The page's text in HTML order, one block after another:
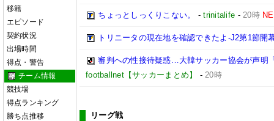
移籍
エピソード
契約状況
出場時間
得点・警告
チーム情報
競技場
得点ランキング
勝ち点推移
ちょっとしっくりこない。 -trinitalife -20時
トリニータの現在地を確認できたよ-J2第1節開
審判への性接待疑惑…大韓サッカー協会が声明
footballnet【サッカーまとめ】
-20時
リーグ戦